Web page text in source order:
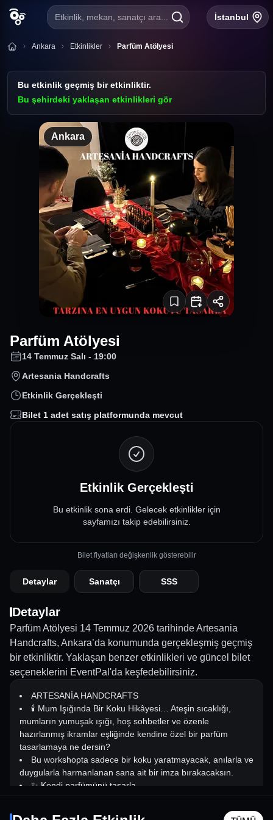
Etkinlik, mekan, sanatçı ara... İstanbul
Ankara Etkinlikler Parfüm Atölyesi
Bu etkinlik geçmiş bir etkinliktir.
Bu şehirdeki yaklaşan etkinlikleri gör
Ankara
Parfüm Atölyesi
14 Temmuz Salı - 19:00
Artesania Handcrafts
Etkinlik Gerçekleşti
Bilet 1 adet satış platformunda mevcut
Etkinlik Gerçekleşti
Bu etkinlik sona erdi. Gelecek etkinlikler için
sayfamızı takip edebilirsiniz.
Bilet fiyatları değişkenlik gösterebilir
Detaylar Sanatçı SSS
Detaylar
Parfüm Atölyesi 14 Temmuz 2026 tarihinde Artesania
Handcrafts, Ankara’da konumunda gerçekleşmiş geçmiş
bir etkinliktir. Yaklaşan benzer etkinlikleri ve güncel bilet
seçeneklerini EventPal'da keşfedebilirsiniz.
ARTESANİA HANDCRAFTS
🕯️ Mum Işığında Bir Koku Hikâyesi… Ateşin sıcaklığı,
mumların yumuşak ışığı, hoş sohbetler ve özenle
hazırlanmış ikramlar eşliğinde kendine özel bir parfüm
tasarlamaya ne dersin?
Bu workshopta sadece bir koku yaratmayacak, anılarla ve
duygularla harmanlanan sana ait bir imza bırakacaksın.
✨ Kendi parfümünü tasarla
14